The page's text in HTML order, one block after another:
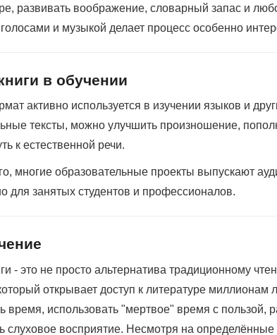
развивать воображение, словарный запас и
и музыкой делает процесс особенно
в обучении
активно используется в изучении языков и
тексты, можно улучшить произношение,
к естественной речи.
многие образовательные проекты выпускают
для занятых студентов и профессионалов.
- это не просто альтернатива традиционному
открывает доступ к литературе миллионам
время, использовать "мертвое" время с пользой,
слуховое восприятие. Несмотря на определённые